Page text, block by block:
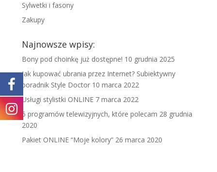
Sylwetki i fasony
Zakupy
Najnowsze wpisy:
Bony pod choinkę już dostępne! 10 grudnia 2025
Jak kupować ubrania przez Internet? Subiektywny
poradnik Style Doctor 10 marca 2022
Usługi stylistki ONLINE 7 marca 2022
5 programów telewizyjnych, które polecam 28 grudnia
2020
Pakiet ONLINE “Moje kolory” 26 marca 2020